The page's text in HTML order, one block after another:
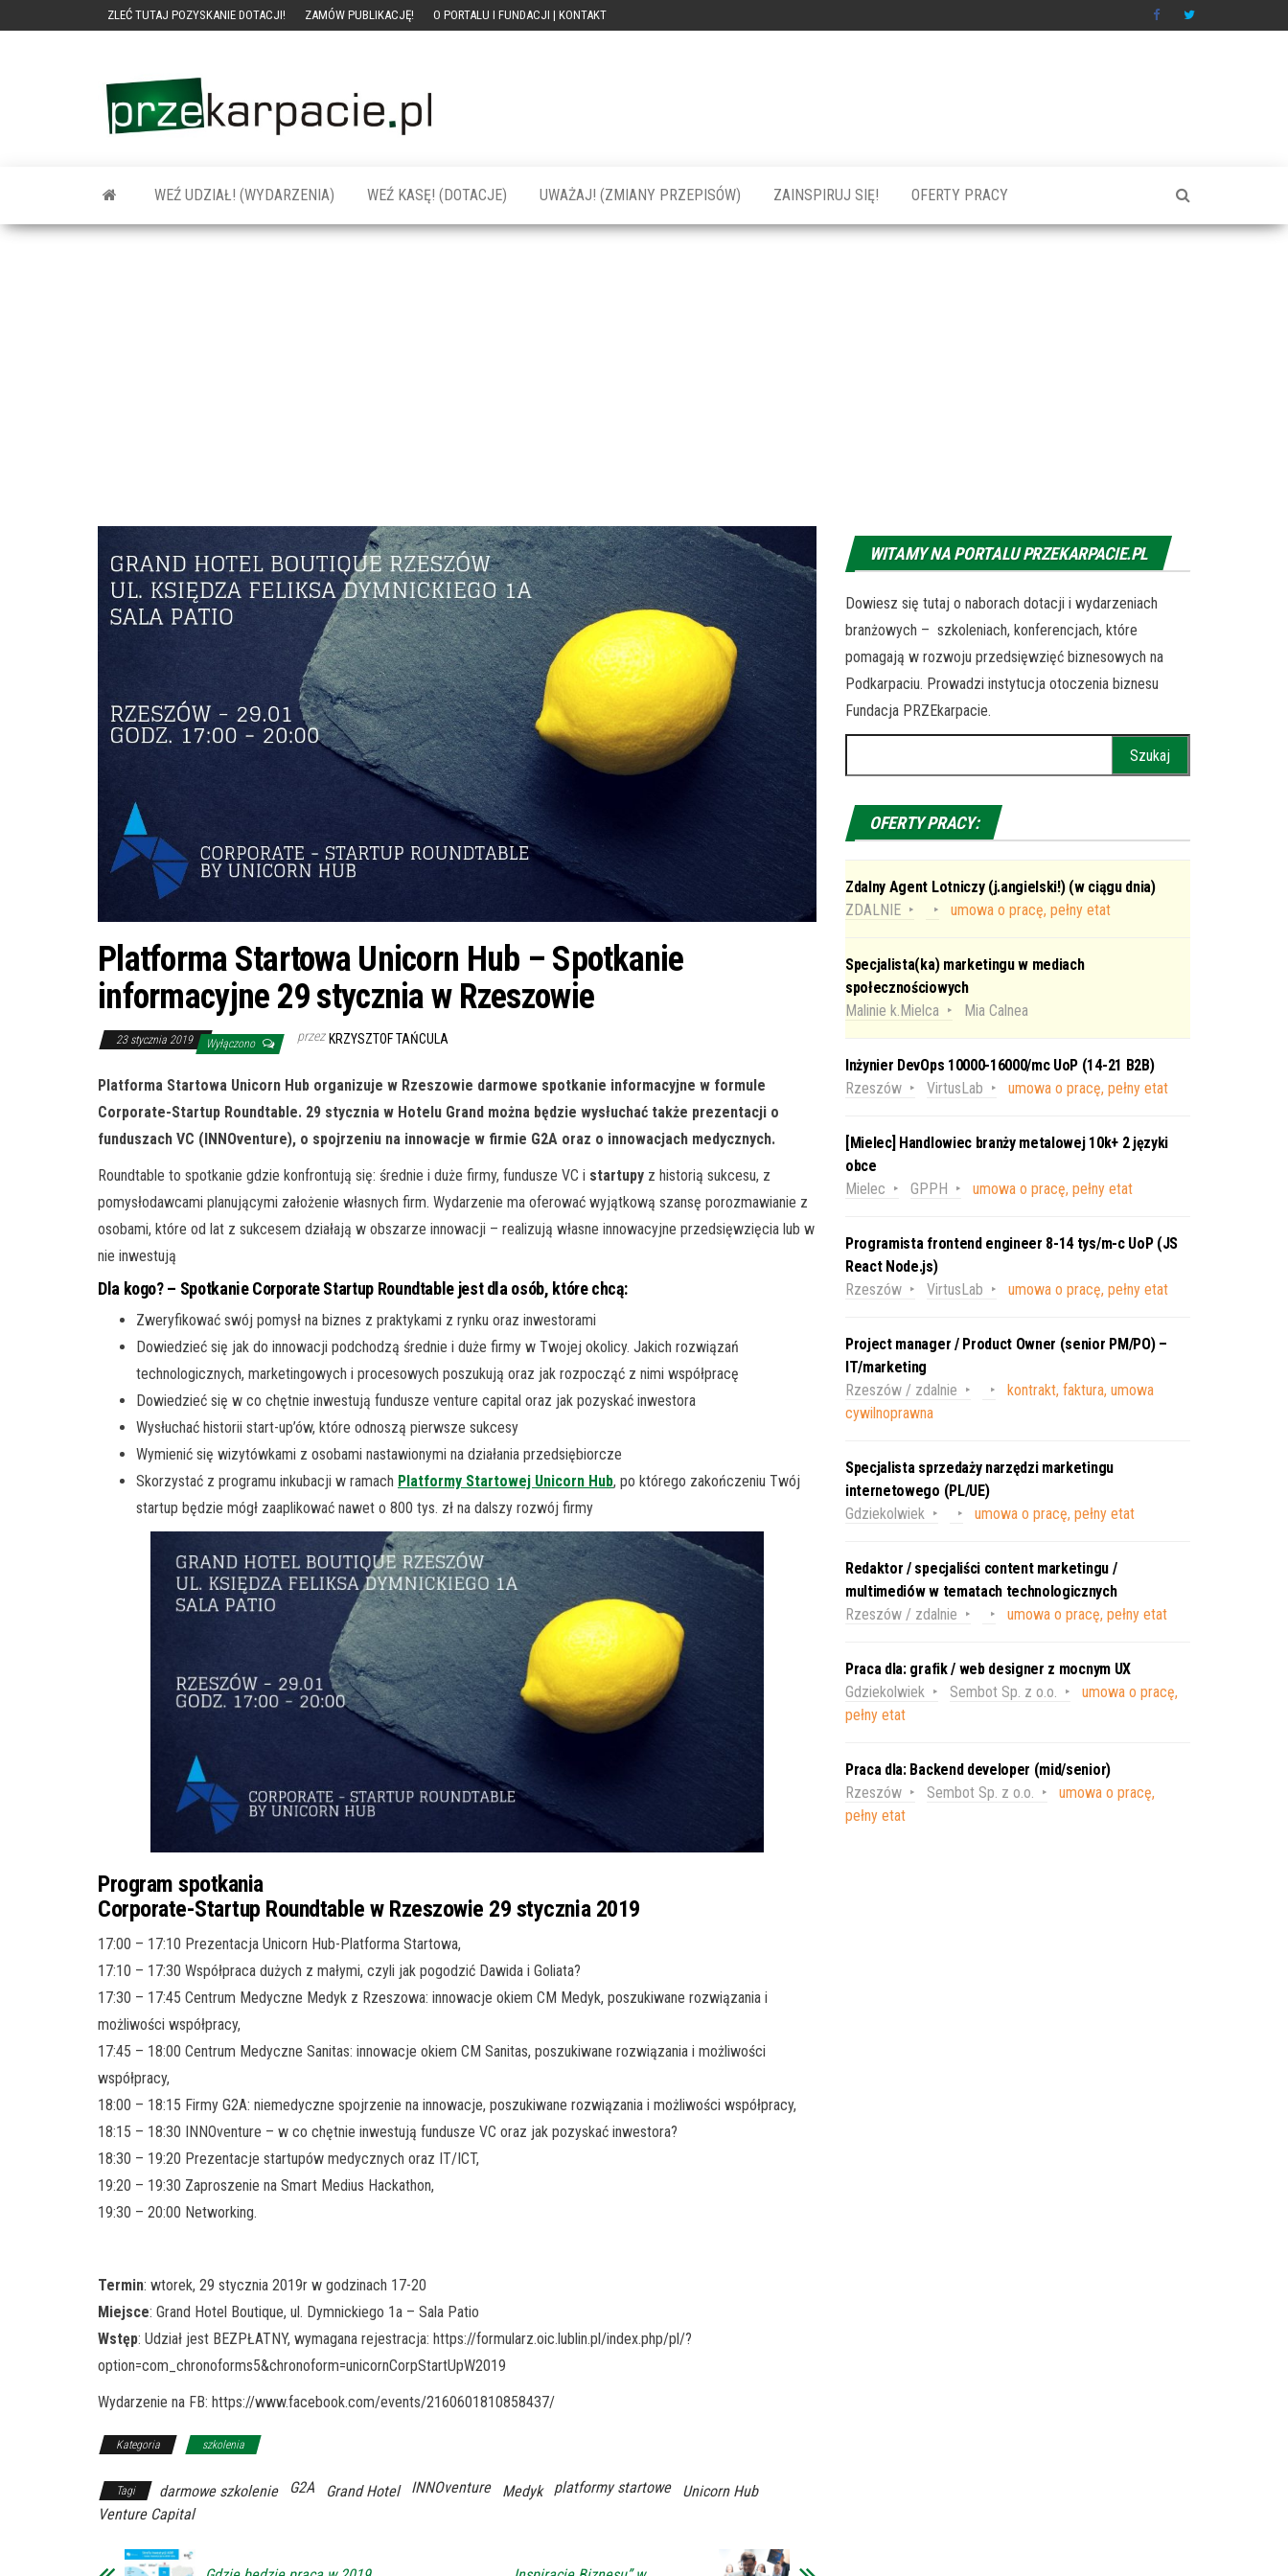
ZLEĆ TUTAJ POZYSKANIE DOTACJI! ZAMÓW PUBLIKACJĘ! O PORTALU I FUNDACJI | KONTAKT
szkolenia dla
firm
WEŹ UDZIAŁ! (WYDARZENIA) WEŹ KASĘ! (DOTACJE) UWAŻAJ! (ZMIANY PRZEPISÓW) ZAINSPIRUJ SIĘ! OFERTY PRACY
Platforma Startowa Unicorn Hub – Spotkanie
informacyjne 29 stycznia w Rzeszowie
23 stycznia 2019 Wyłączono przez KRZYSZTOF TAŃCULA
Platforma Startowa Unicorn Hub organizuje w Rzeszowie darmowe spotkanie informacyjne w formule
Corporate-Startup Roundtable. 29 stycznia w Hotelu Grand można będzie wysłuchać także prezentacji o
funduszach VC (INNOventure), o spojrzeniu na innowacje w firmie G2A oraz o innowacjach medycznych.
Roundtable to spotkanie gdzie konfrontują się: średnie i duże firmy, fundusze VC i startupy z historią sukcesu, z
pomysłodawcami planującymi założenie własnych firm. Wydarzenie ma oferować wyjątkową szansę porozmawianie z
osobami, które od lat z sukcesem działają w obszarze innowacji – realizują własne innowacyjne przedsięwzięcia lub w
nie inwestują
Dla kogo? – Spotkanie Corporate Startup Roundtable jest dla osób, które chcą:
Zweryfikować swój pomysł na biznes z praktykami z rynku oraz inwestorami
Dowiedzieć się jak do innowacji podchodzą średnie i duże firmy w Twojej okolicy. Jakich rozwiązań
technologicznych, marketingowych i procesowych poszukują oraz jak rozpocząć z nimi współpracę
Dowiedzieć się w co chętnie inwestują fundusze venture capital oraz jak pozyskać inwestora
Wysłuchać historii start-up’ów, które odnoszą pierwsze sukcesy
Wymienić się wizytówkami z osobami nastawionymi na działania przedsiębiorcze
Skorzystać z programu inkubacji w ramach Platformy Startowej Unicorn Hub, po którego zakończeniu Twój
startup będzie mógł zaaplikować nawet o 800 tys. zł na dalszy rozwój firmy
Program spotkania
Corporate-Startup Roundtable w Rzeszowie 29 stycznia 2019
17:00 – 17:10 Prezentacja Unicorn Hub-Platforma Startowa,
17:10 – 17:30 Współpraca dużych z małymi, czyli jak pogodzić Dawida i Goliata?
17:30 – 17:45 Centrum Medyczne Medyk z Rzeszowa: innowacje okiem CM Medyk, poszukiwane rozwiązania i
możliwości współpracy,
17:45 – 18:00 Centrum Medyczne Sanitas: innowacje okiem CM Sanitas, poszukiwane rozwiązania i możliwości
współpracy,
18:00 – 18:15 Firmy G2A: niemedyczne spojrzenie na innowacje, poszukiwane rozwiązania i możliwości współpracy,
18:15 – 18:30 INNOventure – w co chętnie inwestują fundusze VC oraz jak pozyskać inwestora?
18:30 – 19:20 Prezentacje startupów medycznych oraz IT/ICT,
19:20 – 19:30 Zaproszenie na Smart Medius Hackathon,
19:30 – 20:00 Networking.
Termin: wtorek, 29 stycznia 2019r w godzinach 17-20
Miejsce: Grand Hotel Boutique, ul. Dymnickiego 1a – Sala Patio
Wstęp: Udział jest BEZPŁATNY, wymagana rejestracja: https://formularz.oic.lublin.pl/index.php/pl/?
option=com_chronoforms5&chronoform=unicornCorpStartUpW2019
Wydarzenie na FB: https://www.facebook.com/events/2160601810858437/
Kategoria szkolenia
Tagi darmowe szkolenie G2A Grand Hotel INNOventure Medyk platformy startowe
Unicorn Hub
Venture Capital
WITAMY NA PORTALU PRZEKARPACIE.PL
Dowiesz się tutaj o naborach dotacji i wydarzeniach
branżowych – szkoleniach, konferencjach, które
pomagają w rozwoju przedsięwzięć biznesowych na
Podkarpaciu. Prowadzi instytucja otoczenia biznesu
Fundacja PRZEkarpacie.
OFERTY PRACY:
Zdalny Agent Lotniczy (j.angielski!) (w ciągu dnia)
ZDALNIE
umowa o pracę, pełny etat
Specjalista(ka) marketingu w mediach
społecznościowych
Malinie k.Mielca
Mia Calnea
Inżynier DevOps 10000-16000/mc UoP (14-21 B2B)
Rzeszów
VirtusLab umowa o pracę, pełny etat
[Mielec] Handlowiec branży metalowej 10k+ 2 języki
obce
Mielec
GPPH umowa o pracę, pełny etat
Programista frontend engineer 8-14 tys/m-c UoP (JS
React Node.js)
Rzeszów
VirtusLab umowa o pracę, pełny etat
Project manager / Product Owner (senior PM/PO) –
IT/marketing
Rzeszów / zdalnie
kontrakt, faktura, umowa
cywilnoprawna
Specjalista sprzedaży narzędzi marketingu
internetowego (PL/UE)
Gdziekolwiek
umowa o pracę, pełny etat
Redaktor / specjaliści content marketingu /
multimediów w tematach technologicznych
Rzeszów / zdalnie
umowa o pracę, pełny etat
Praca dla: grafik / web designer z mocnym UX
Gdziekolwiek
Sembot Sp. z o.o.
umowa o pracę,
pełny etat
Praca dla: Backend developer (mid/senior)
Rzeszów
Sembot Sp. z o.o.
umowa o pracę,
pełny etat